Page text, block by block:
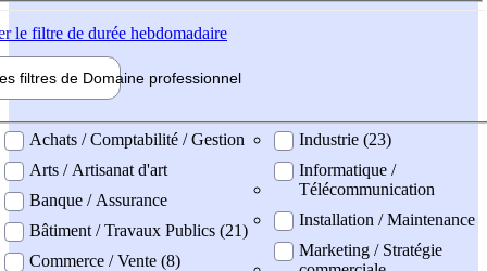
le filtre de durée hebdomadaire
filtres de Domaine professionnel
professionel
Achats / Comptabilité / Gestion
Arts / Artisanat d'art
Banque / Assurance
Bâtiment / Travaux Publics (21)
Commerce / Vente (8)
Industrie (23)
Informatique /
Télécommunication
Installation / Maintenance
Marketing / Stratégie